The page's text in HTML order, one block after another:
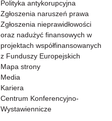
Polityka antykorupcyjna
Zgłoszenia naruszeń prawa
Zgłoszenia nieprawidłowości
oraz nadużyć finansowych w
projektach współfinansowanych
z Funduszy Europejskich
Mapa strony
Media
Kariera
Centrum Konferencyjno-
Wystawiennicze